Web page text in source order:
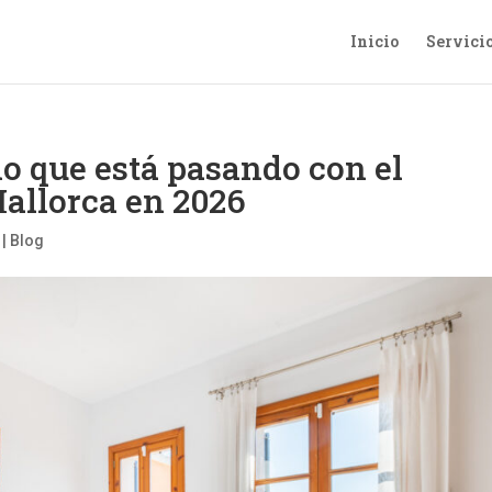
Inicio
que está pasando con el
en 2026
Blog